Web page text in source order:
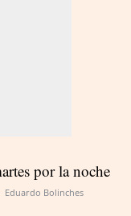
Eduardo Bolinches